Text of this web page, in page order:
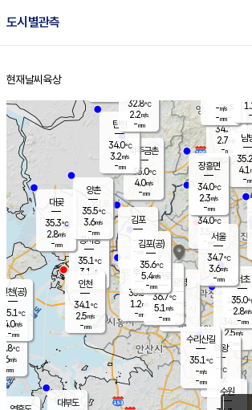
도시별관측
홈
현재날씨 육상
의도
℃
m/s
mm
양주
34.3℃
2.7
-mm
과천
34.6℃
2.5m/s
- mm
대부도
경서동
35.1℃
3.1 m/s
-mm
파주금촌
35.0℃
4.0m/s
-mm
대곶
35.3℃
2.8m/s
-mm
탄현
34.0℃
3.2m/s
-mm
의왕
- ℃
m/s
mm
김포
- ℃
-m/s
mm
광명
- ℃
-m/s
-mm
부천
35.3℃
1.2m/s
-mm
양촌
35.5℃
3.6m/s
-mm
구로
36.7℃
5.1 m/s
-mm
은평
34.0℃
3.5 m/s
- mm
서초
35.0
2.8m/s
-mm
남
35.2
4.1
-
수리산길
35.1℃
-m/s
-mm
장흥면
34.0℃
2.3m/s
-mm
-m/s
-mm
인천(공)
35.1℃
4.0m/s
-mm
김포(공)
35.6℃
5.4m/s
-mm
수원
인천
34.1℃
2.5m/s
-mm
서울
34.7℃
3.6m/s
-mm
32.8℃
2.2m/s
-mm
-